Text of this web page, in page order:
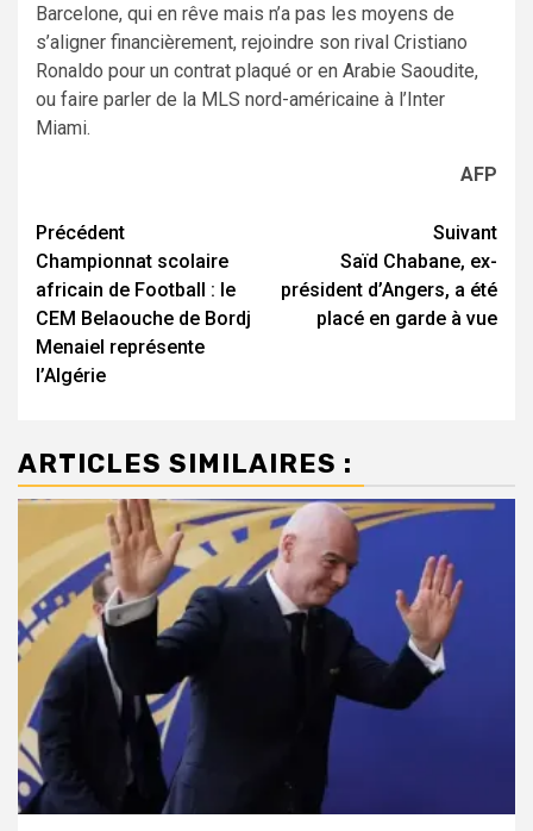
Barcelone, qui en rêve mais n’a pas les moyens de
s’aligner financièrement, rejoindre son rival Cristiano
Ronaldo pour un contrat plaqué or en Arabie Saoudite,
ou faire parler de la MLS nord-américaine à l’Inter
Miami.
AFP
Navigation
d’article
Précédent
Championnat scolaire
africain de Football : le
CEM Belaouche de Bordj
Menaiel représente
l’Algérie
Suivant
Saïd Chabane, ex-
président d’Angers, a été
placé en garde à vue
ARTICLES SIMILAIRES :